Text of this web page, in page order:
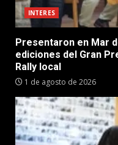
INTERES
Presentaron en Mar
ediciones del Gran
Rally local
1 de agosto de 2026